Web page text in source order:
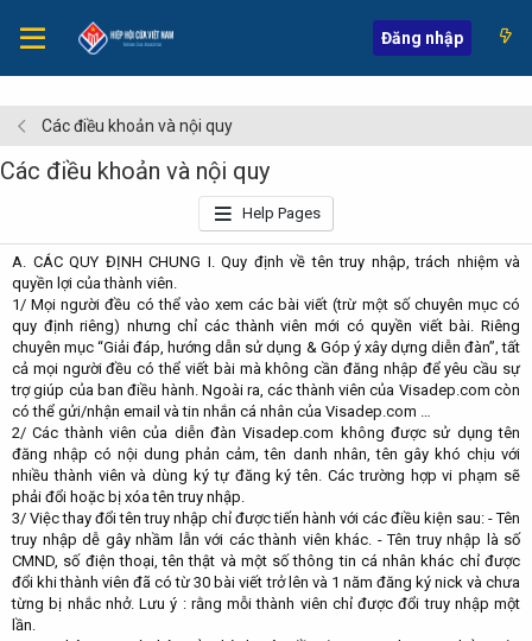
Đăng nhập
Các điều khoản và nội quy
Các điều khoản và nội quy
Help Pages
A. CÁC QUY ĐỊNH CHUNG I. Quy định về tên truy nhập, trách nhiệm và
quyền lợi của thành viên.
1/ Mọi người đều có thể vào xem các bài viết (trừ một số chuyên mục có
quy định riêng) nhưng chỉ các thành viên mới có quyền viết bài. Riêng
chuyên mục “Giải đáp, hướng dẫn sử dụng & Góp ý xây dựng diễn đàn”, tất
cả mọi người đều có thể viết bài mà không cần đăng nhập để yêu cầu sự
trợ giúp của ban điều hành. Ngoài ra, các thành viên của Visadep.com còn
có thể gửi/nhận email và tin nhắn cá nhân của Visadep.com …
2/ Các thành viên của diễn đàn Visadep.com không được sử dụng tên
đăng nhập có nội dung phản cảm, tên danh nhân, tên gây khó chịu với
nhiều thành viên và dùng ký tự đăng ký tên. Các trường hợp vi phạm sẽ
phải đổi hoặc bị xóa tên truy nhập.
3/ Việc thay đổi tên truy nhập chỉ được tiến hành với các điều kiện sau: - Tên
truy nhập dễ gây nhầm lẫn với các thành viên khác. - Tên truy nhập là số
CMND, số điện thoại, tên thật và một số thông tin cá nhân khác chỉ được
đổi khi thành viên đã có từ 30 bài viết trở lên và 1 năm đăng ký nick và chưa
từng bị nhắc nhở. Lưu ý : rằng mỗi thành viên chỉ được đổi truy nhập một
lần.